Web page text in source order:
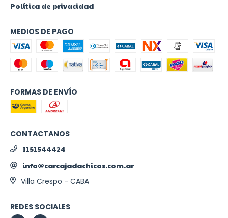
Política de privacidad
MEDIOS DE PAGO
FORMAS DE ENVÍO
CONTACTANOS
1151544424
info@carcajadachicos.com.ar
Villa Crespo - CABA
REDES SOCIALES